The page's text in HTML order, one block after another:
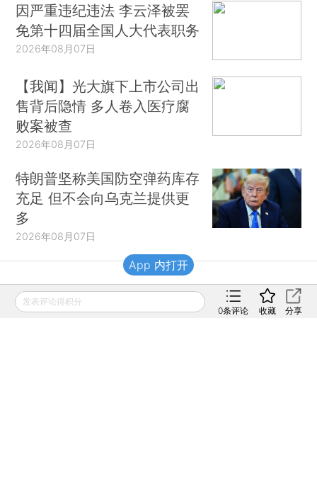
因严重违纪违法 李云泽被罢
免第十四届全国人大代表职务
2026年08月07日
【我闻】光大旗下上市公司出
售背后隐情 多人卷入医疗腐
败案被查
2026年08月07日
特朗普坚称美国防空弹药库存
充足 但不会向乌克兰提供更
多
2026年08月07日
财新移动
发表评论得积分
0条评论 收藏 分享
App 内打开